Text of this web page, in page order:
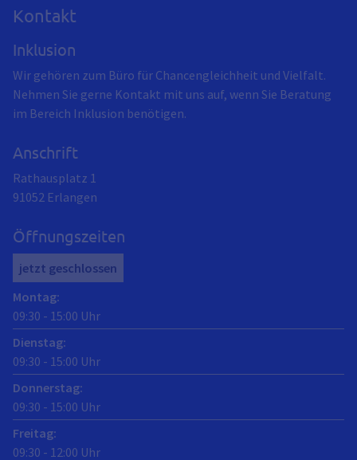
Kontakt
Inklusion
Wir gehören zum Büro für Chancengleichheit und Vielfalt.
Nehmen Sie gerne Kontakt mit uns auf, wenn Sie Beratung
im Bereich Inklusion benötigen.
Anschrift
Rathausplatz 1
91052 Erlangen
Öffnungszeiten
jetzt geschlossen
Montag:
09:30 - 15:00 Uhr
Dienstag:
09:30 - 15:00 Uhr
Donnerstag:
09:30 - 15:00 Uhr
Freitag:
09:30 - 12:00 Uhr